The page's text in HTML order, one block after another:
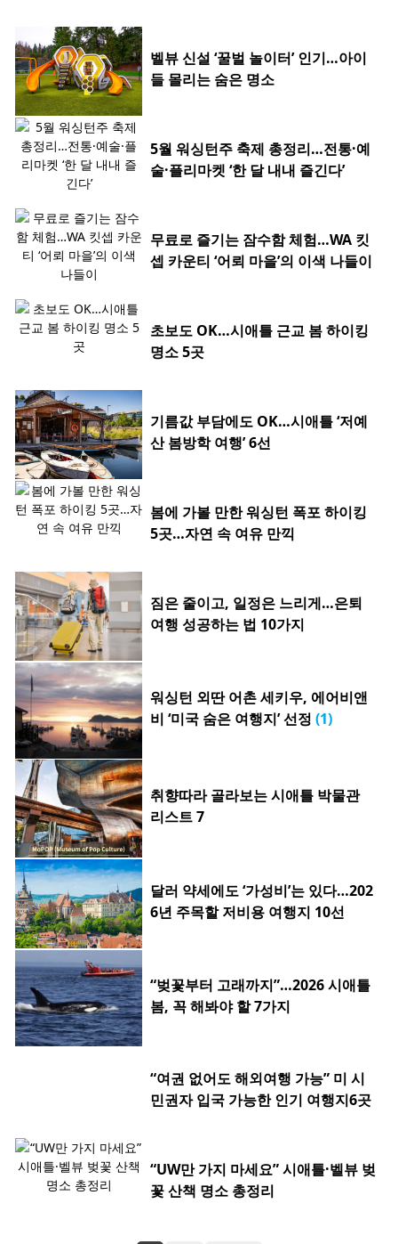
벨뷰 신설 ‘꿀벌 놀이터’ 인기…아이
들 몰리는 숨은 명소
5월 워싱턴주 축제 총정리…전통·예
술·플리마켓 ‘한 달 내내 즐긴다’
무료로 즐기는 잠수함 체험…WA 킷
셉 카운티 ‘어뢰 마을’의 이색 나들이
초보도 OK…시애틀 근교 봄 하이킹
명소 5곳
기름값 부담에도 OK…시애틀 ‘저예
산 봄방학 여행’ 6선
봄에 가볼 만한 워싱턴 폭포 하이킹
5곳…자연 속 여유 만끽
짐은 줄이고, 일정은 느리게…은퇴
여행 성공하는 법 10가지
워싱턴 외딴 어촌 세키우, 에어비앤
비 ‘미국 숨은 여행지’ 선정 (1)
취향따라 골라보는 시애틀 박물관
리스트 7
달러 약세에도 ‘가성비’는 있다…202
6년 주목할 저비용 여행지 10선
“벚꽃부터 고래까지”…2026 시애틀
봄, 꼭 해봐야 할 7가지
“여권 없어도 해외여행 가능” 미 시
민권자 입국 가능한 인기 여행지6곳
“UW만 가지 마세요” 시애틀·벨뷰 벚
꽃 산책 명소 총정리